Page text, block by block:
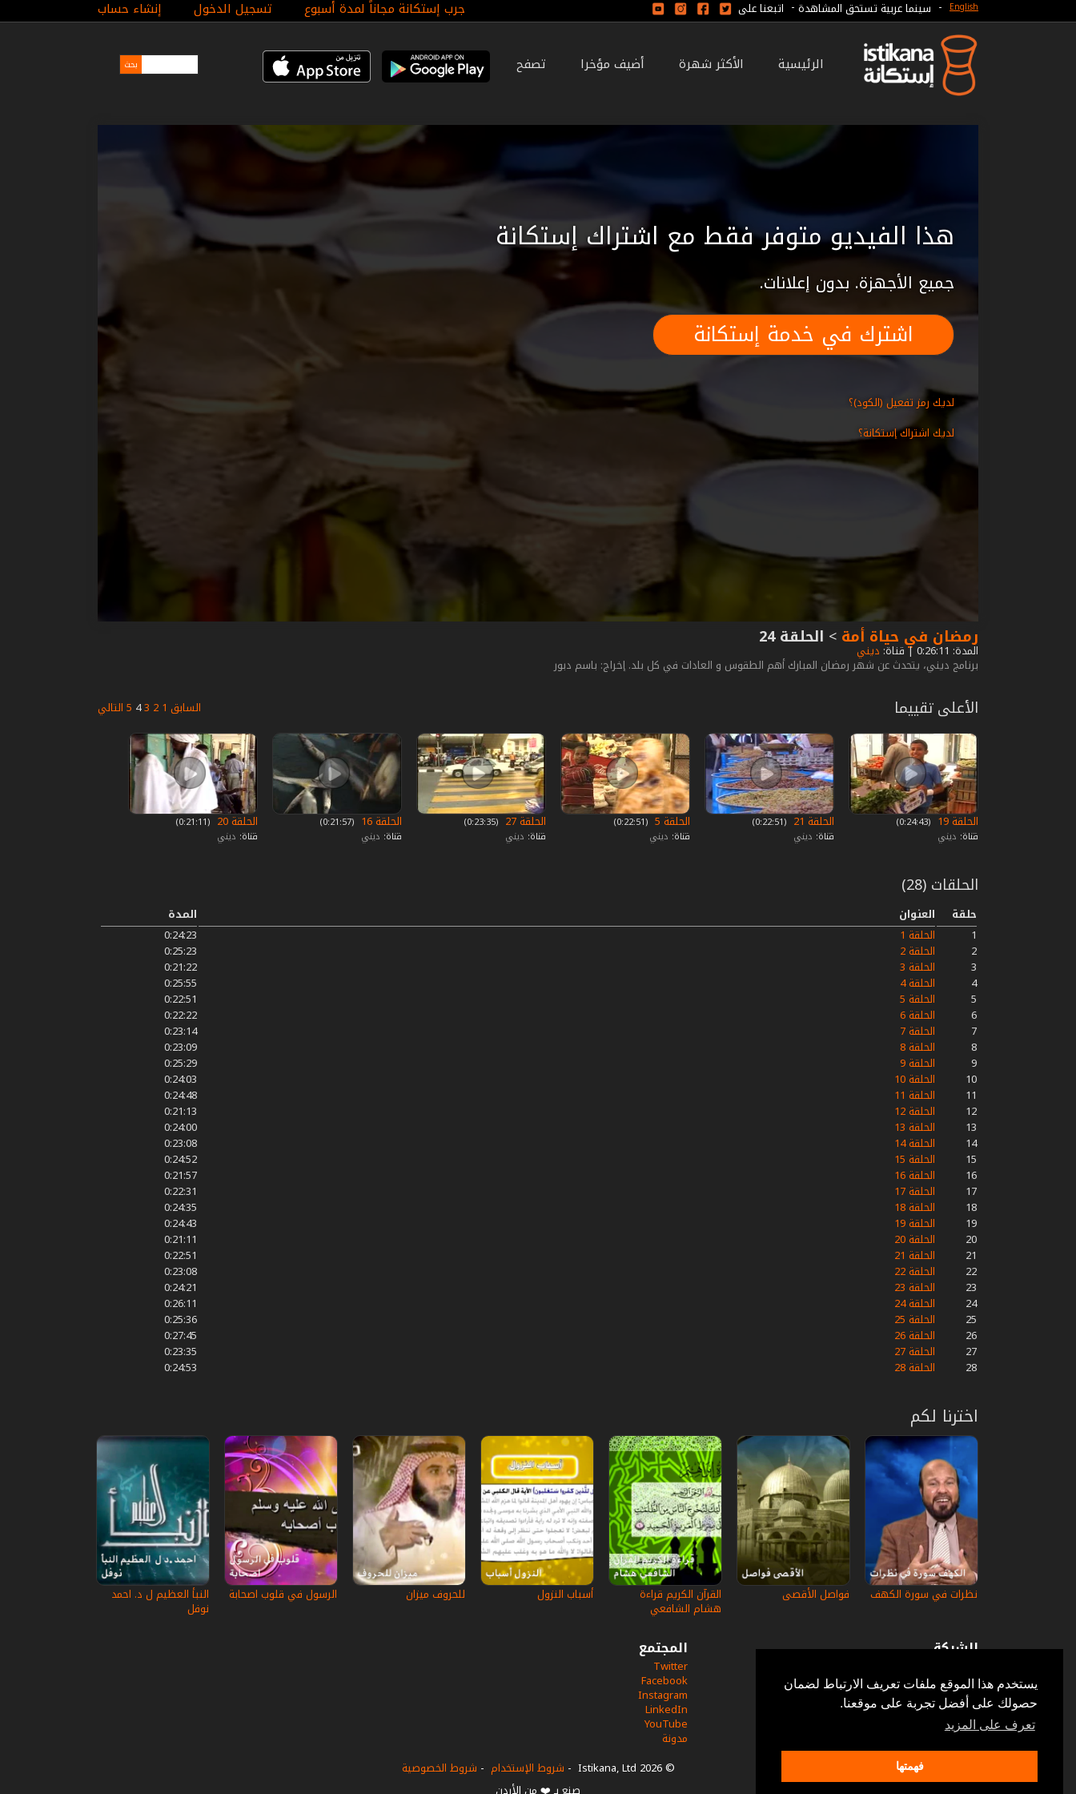
يستخدم هذا الموقع ملفات تعريف الارتباط لضمان
حصولك على أفضل تجربة على موقعنا.
تعرف على المزيد
فهمتها
جرب إستكانة مجاناً لمدة أسبوع تسجيل الدخول إنشاء حساب English
- سينما عربية تستحق المشاهدة - اتبعنا على
الرئيسية الأكثر شهرة أضيف مؤخرا تصفح
هذا الفيديو متوفر فقط مع اشتراك إستكانة
جميع الأجهزة. بدون إعلانات.
اشترك في خدمة إستكانة
لديك رمز تفعيل (الكود)؟
لديك اشتراك إستكانة؟
رمضان في حياة أمة > الحلقة 24
المدة: 0:26:11 | قناة: ديني
برنامج ديني، يتحدث عن شهر رمضان المبارك أهم الطقوس و العادات في كل بلد. إخراج: باسم دبور
السابق 1
2
3
4
5 التالي الأعلى تقييما
الحلقة 19
‏ (0:24:43)
قناة: ديني
الحلقة 21
‏ (0:22:51)
قناة: ديني
الحلقة 5
‏ (0:22:51)
قناة: ديني
الحلقة 27
‏ (0:23:35)
قناة: ديني
الحلقة 16
‏ (0:21:57)
قناة: ديني
الحلقة 20
‏ (0:21:11)
قناة: ديني
الحلقات (28)
حلقة العنوان
المدة
1
الحلقة 1
0:24:23
2
الحلقة 2
0:25:23
3
الحلقة 3
0:21:22
4
الحلقة 4
0:25:55
5
الحلقة 5
0:22:51
6
الحلقة 6
0:22:22
7
الحلقة 7
0:23:14
8
الحلقة 8
0:23:09
9
الحلقة 9
0:25:29
10
الحلقة 10
0:24:03
11
الحلقة 11
0:24:48
12
الحلقة 12
0:21:13
13
الحلقة 13
0:24:00
14
الحلقة 14
0:23:08
15
الحلقة 15
0:24:52
16
الحلقة 16
0:21:57
17
الحلقة 17
0:22:31
18
الحلقة 18
0:24:35
19
الحلقة 19
0:24:43
20
الحلقة 20
0:21:11
21
الحلقة 21
0:22:51
22
الحلقة 22
0:23:08
23
الحلقة 23
0:24:21
24
الحلقة 24
0:26:11
25
الحلقة 25
0:25:36
26
الحلقة 26
0:27:45
27
الحلقة 27
0:23:35
28
الحلقة 28 0:24:53
اخترنا لكم
نظرات في سورة الكهف فواصل الأقصى القرآن الكريم قراءة
هشام الشافعي
أسباب النزول للحروف ميزان الرسول في قلوب اصحابة النبأ العظيم ل د. احمد
نوفل
الشركة
أسئلة وأجوبة
في الإعلام
خدمة الزبائن
إتصل بنا
المجتمع
Twitter
Facebook
Instagram
LinkedIn
YouTube
مدونة
© 2026 Istikana, Ltd
- شروط الإستخدام - شروط الخصوصية